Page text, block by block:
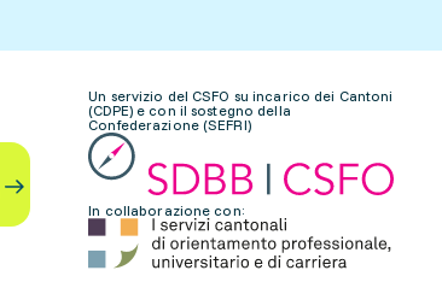
Un servizio del CSFO su incarico dei Cantoni
(CDPE) e con il sostegno della
Confederazione (SEFRI)
In collaborazione con: